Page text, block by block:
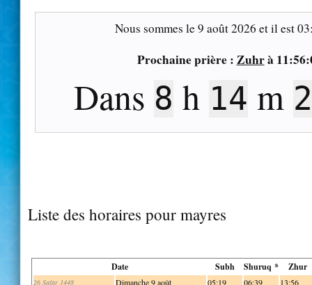
Nous sommes le9 août 2026 et il est
Prochaine prière : Zuhrà
Dans 8 h 14 m
Liste des horaires pour mayres
Date Subh Shuruq * Zhur
26 Safar 1448 Dimanche 9 août 05:19 06:39 13:56